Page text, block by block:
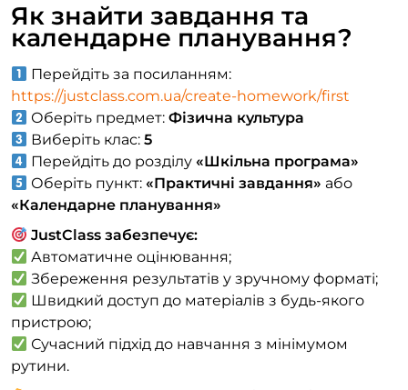
Як знайти завдання та
календарне планування?
Перейдіть за посиланням:
https://justclass.com.ua/create-homework/first
Оберіть предмет:Фізична культура
Виберіть клас:5
Перейдіть до розділу«Шкільна програма»
Оберіть пункт:«Практичні завдання» або
«Календарне планування»
JustClass забезпечує:
Автоматичне оцінювання;
Збереження результатів у зручному форматі;
Швидкий доступ до матеріалів з будь-якого
пристрою;
Сучасний підхід до навчання з мінімумом
рутини.